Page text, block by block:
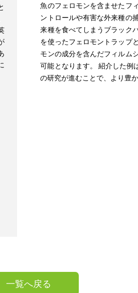
魚のフェロモンを含ませたフ
ントロールや有害な外来種の
来種を食べてしまうブラック
を使ったフェロモントラップ
モンの成分を含んだフィルム
可能となります。 紹介した例
の研究が進むことで、より豊
一覧へ戻る